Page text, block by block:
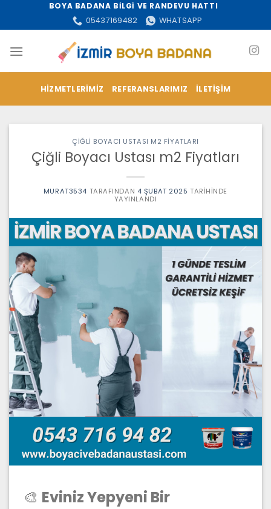
BOYA BADANA BİLGİ VE RANDEVU HATTI
05437169482
WHATSAPP
HIZMETLERIMIZ REFERANSLARIMIZ İLETIŞIM
ÇIĞLI BOYACI USTASI M2 FIYATLARI
Çiğli Boyacı Ustası m2 Fiyatları
MURAT3534 TARAFINDAN 4 ŞUBAT 2025 TARIHINDE
YAYINLANDI
🎨 Eviniz Yepyeni Bir